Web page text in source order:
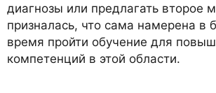
диагнозы или предлагать второе
призналась, что сама намерена в
время пройти обучение для
компетенций в этой области.